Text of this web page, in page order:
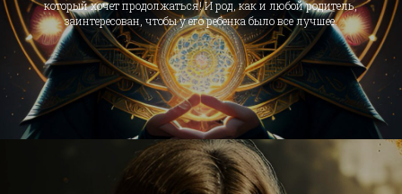
который хочет продолжаться! И род, как и любой родитель,
заинтересован, чтобы у его ребенка было все лучшее.